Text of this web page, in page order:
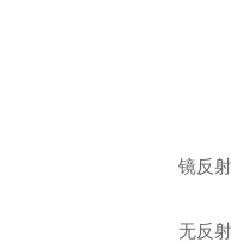
镜反
无反